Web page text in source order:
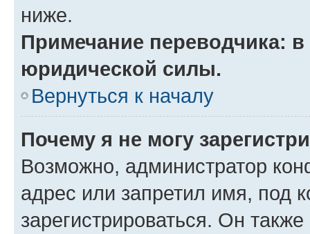
ниже.
Примечание переводчика:
юридической силы.
Вернуться к началу
Почему я не могу
Возможно, администратор
адрес или запретил имя, под
зарегистрироваться. Он